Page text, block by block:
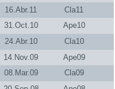
16.Abr.11
Cla11
31.Oct.10
Ape10
24.Abr.10
Cla10
14.Nov.09
Ape09
08.Mar.09
Cla09